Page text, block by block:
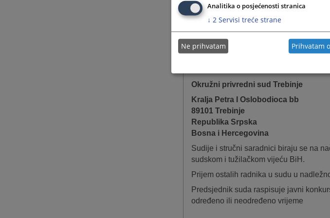
- odgovarajuće radno islustvo u
Okružni privredni sud Trebinje
Kralja Petra I Oslobodioca bb
89101 Trebinje
Republika Srpska
Bosna i Hercegovina
Sudije i stručni saradnici biraju se na
sudskom i tužilačkom vijeću BiH.
Prijem ostalih radnika u sudu u
Predsjednik suda raspisuje javni
određeno ili neodređeno vrijeme
Analitika o posjećenosti stranica
↓ 2 Servisi treće strane
Ne prihvatam Prihvatam